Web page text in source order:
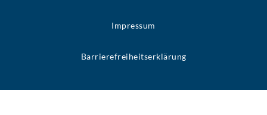
Impressum
Barrierefreiheitserklärung